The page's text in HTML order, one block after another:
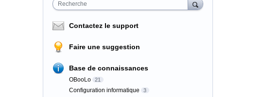
Recherche
Contactez le support
Faire une suggestion
Base de connaissances
OBooLo 21
Configuration informatique 3